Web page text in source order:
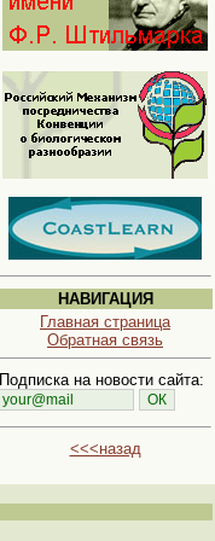
НАВИГАЦИЯ
Главная страница
Обратная связь
Подписка на новости сайта:
<<<назад